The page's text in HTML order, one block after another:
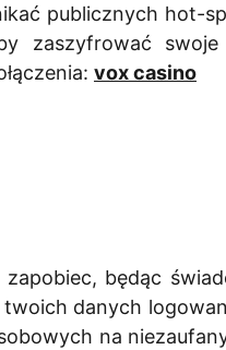
publicznych hot-
zaszyfrować swoje
vox casino
będąc
danych
na